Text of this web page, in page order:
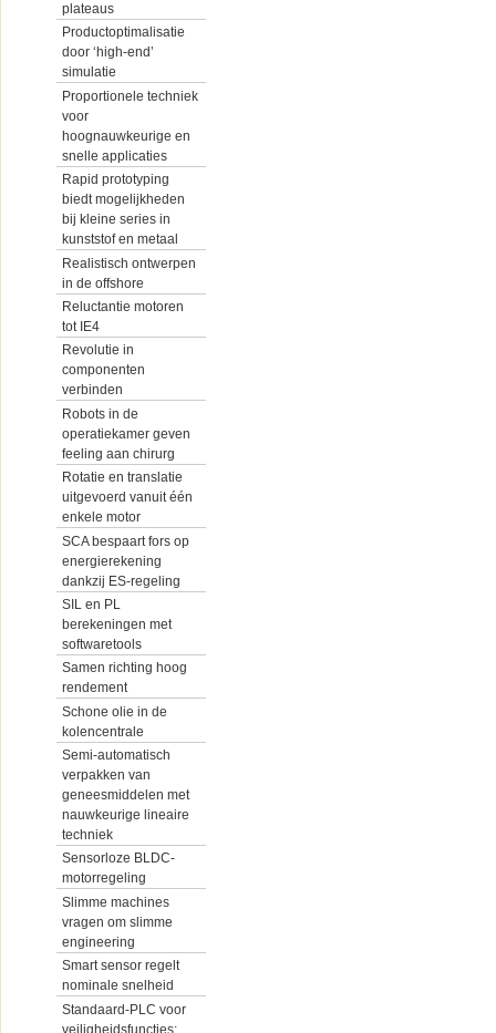
plateaus
Productoptimalisatie
door ‘high-end’
simulatie
Proportionele techniek
voor
hoognauwkeurige en
snelle applicaties
Rapid prototyping
biedt mogelijkheden
bij kleine series in
kunststof en metaal
Realistisch ontwerpen
in de offshore
Reluctantie motoren
tot IE4
Revolutie in
componenten
verbinden
Robots in de
operatiekamer geven
feeling aan chirurg
Rotatie en translatie
uitgevoerd vanuit één
enkele motor
SCA bespaart fors op
energierekening
dankzij ES-regeling
SIL en PL
berekeningen met
softwaretools
Samen richting hoog
rendement
Schone olie in de
kolencentrale
Semi-automatisch
verpakken van
geneesmiddelen met
nauwkeurige lineaire
techniek
Sensorloze BLDC-
motorregeling
Slimme machines
vragen om slimme
engineering
Smart sensor regelt
nominale snelheid
Standaard-PLC voor
veiligheidsfuncties: